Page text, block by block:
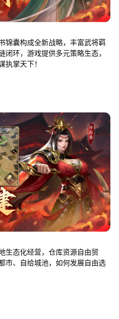
锦囊构成全新战略，丰富武将羁
环，游戏提供多元策略生态，
执掌天下！
生态化经营，仓库资源自由贸
市、自给城池，如何发展自由选